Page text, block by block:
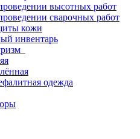
высотных работ
сварочных работ
кожи
инвентарь
одежда